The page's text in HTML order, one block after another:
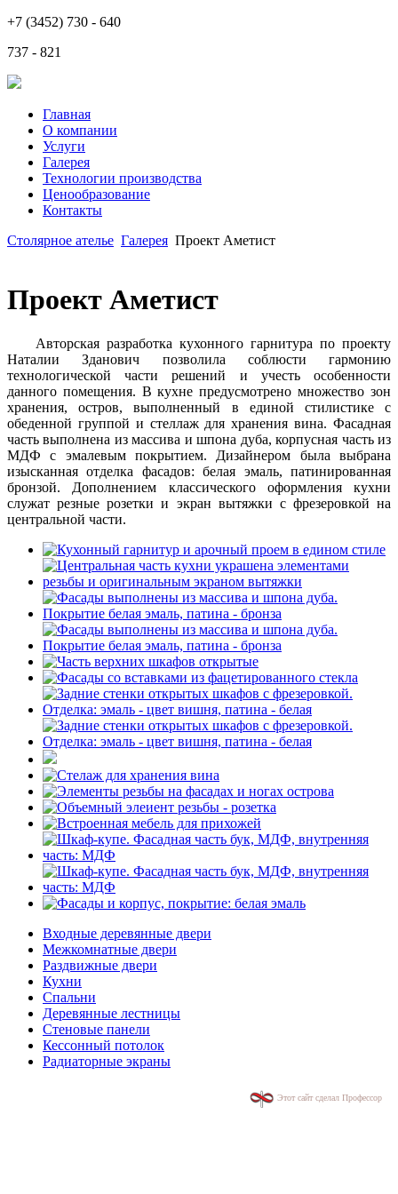
+7 (3452) 730 - 640
737 - 821
Главная
О компании
Услуги
Галерея
Технологии производства
Ценообразование
Контакты
Столярное ателье Галерея Проект Аметист
Проект Аметист
Авторская разработка кухонного гарнитура по проекту
Наталии Зданович позволила соблюсти гармонию
технологической части решений и учесть особенности
данного помещения. В кухне предусмотрено множество зон
хранения, остров, выполненный в единой стилистике с
обеденной группой и стеллаж для хранения вина. Фасадная
часть выполнена из массива и шпона дуба, корпусная часть из
МДФ с эмалевым покрытием. Дизайнером была выбрана
изысканная отделка фасадов: белая эмаль, патинированная
бронзой. Дополнением классического оформления кухни
служат резные розетки и экран вытяжки с фрезеровкой на
центральной части.
Входные деревянные двери
Межкомнатные двери
Раздвижные двери
Кухни
Спальни
Деревянные лестницы
Стеновые панели
Кессонный потолок
Радиаторные экраны
Этот сайт сделал Профессор